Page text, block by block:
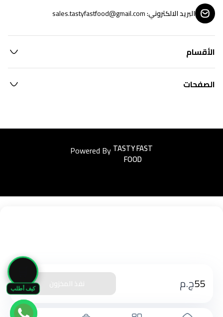
كيف أطلب 55ج.م نفذ المخزون
البريد الالكتروني:
sales.tastyfastfood@gmail.com
الأقسام
الصفحات
Powered ByEasyorders